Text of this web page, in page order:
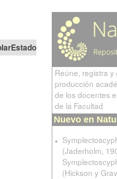
Estado
Reúne, registra
producción
de los docentes
de la Facultad
Nuevo en
(Jaderholm,
(Hickson y